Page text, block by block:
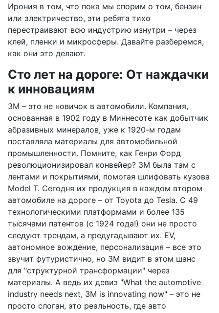
Ирония в том, что пока мы спорим о том, бензин
или электричество, эти ребята тихо
перестраивают всю индустрию изнутри – через
клей, пленки и микросферы. Давайте разберемся,
как они это делают.
Сто лет на дороге: От наждачки
к инновациям
3M – это не новичок в автомобили. Компания,
основанная в 1902 году в Миннесоте как добытчик
абразивных минералов, уже к 1920-м годам
поставляла материалы для автомобильной
промышленности. Помните, как Генри Форд
революционизировал конвейер? 3M была там с
лентами и покрытиями, помогая шлифовать кузова
Model T. Сегодня их продукция в каждом втором
автомобиле на дороге – от Toyota до Tesla. С 49
технологическими платформами и более 135
тысячами патентов (с 1924 года!) они не просто
следуют трендам, а предугадывают их. EV,
автономное вождение, персонализация – все это
звучит футуристично, но 3M видит в этом шанс
для "структурной трансформации" через
материалы. А ведь их девиз "What the automotive
industry needs next, 3M is innovating now" – это не
просто слоган, это реальность, где авто